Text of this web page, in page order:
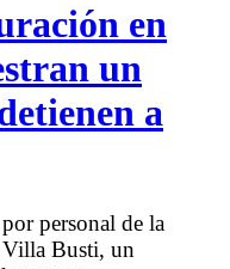
en
un
a
personal de la
Villa Busti, un